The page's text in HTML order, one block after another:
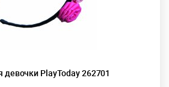
PlayToday 262701